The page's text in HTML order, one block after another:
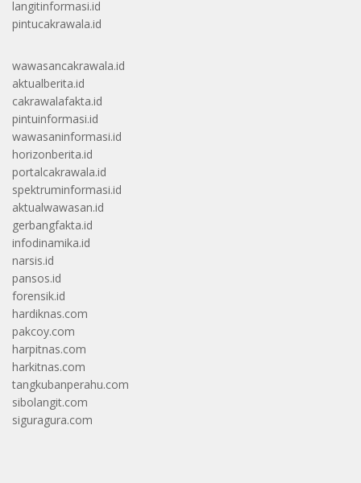
langitinformasi.id
pintucakrawala.id
wawasancakrawala.id
aktualberita.id
cakrawalafakta.id
pintuinformasi.id
wawasaninformasi.id
horizonberita.id
portalcakrawala.id
spektruminformasi.id
aktualwawasan.id
gerbangfakta.id
infodinamika.id
narsis.id
pansos.id
forensik.id
hardiknas.com
pakcoy.com
harpitnas.com
harkitnas.com
tangkubanperahu.com
sibolangit.com
siguragura.com